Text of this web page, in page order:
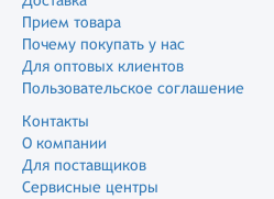
Прием товара
Почему покупать у нас
Для оптовых клиентов
Пользовательское соглашение
Контакты
О компании
Для поставщиков
Сервисные центры